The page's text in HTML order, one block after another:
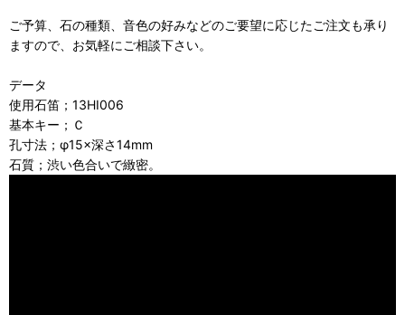
ご予算、石の種類、音色の好みなどのご要望に応じたご注文も承り
ますので、お気軽にご相談下さい。
データ
使用石笛；13HI006
基本キー；Ｃ
孔寸法；φ15×深さ14mm
石質；渋い色合いで緻密。